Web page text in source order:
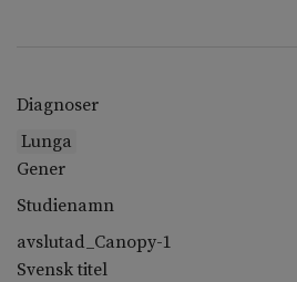
Diagnoser
Lunga
Gener
Studienamn
avslutad_Canopy-1
Svensk titel